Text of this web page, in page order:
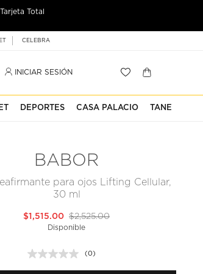
Total
CELEBRA
INICIAR SESIÓN
DEPORTES CASA PALACIO TANE
BABOR
para ojos Lifting Cellular,
30 ml
$2,525.00
$1,515.00
Disponible
Sin
puntuación.
(0)